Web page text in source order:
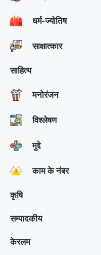
धर्म-ज्योतिष
साक्षात्‍कार
साहित्य
मनोरंजन
विश्‍लेषण
मुद्दे
काम के नंबर
कृषि
सम्पादकीय
केरलम